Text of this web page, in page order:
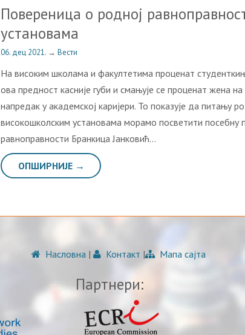
Повереница о родној
установама
06. дец 2021. → Вести
На високим школама и факултетима проценат
ова предност касније губи и смањује се проценат жена
напредак у академској каријери. То показује да питању
високошколским установама морамо посветити посебну
равноправности Бранкица Јанковић…
ОПШИРНИЈЕ →
Насловна | Контакт | Мапа сајта
Партнери: